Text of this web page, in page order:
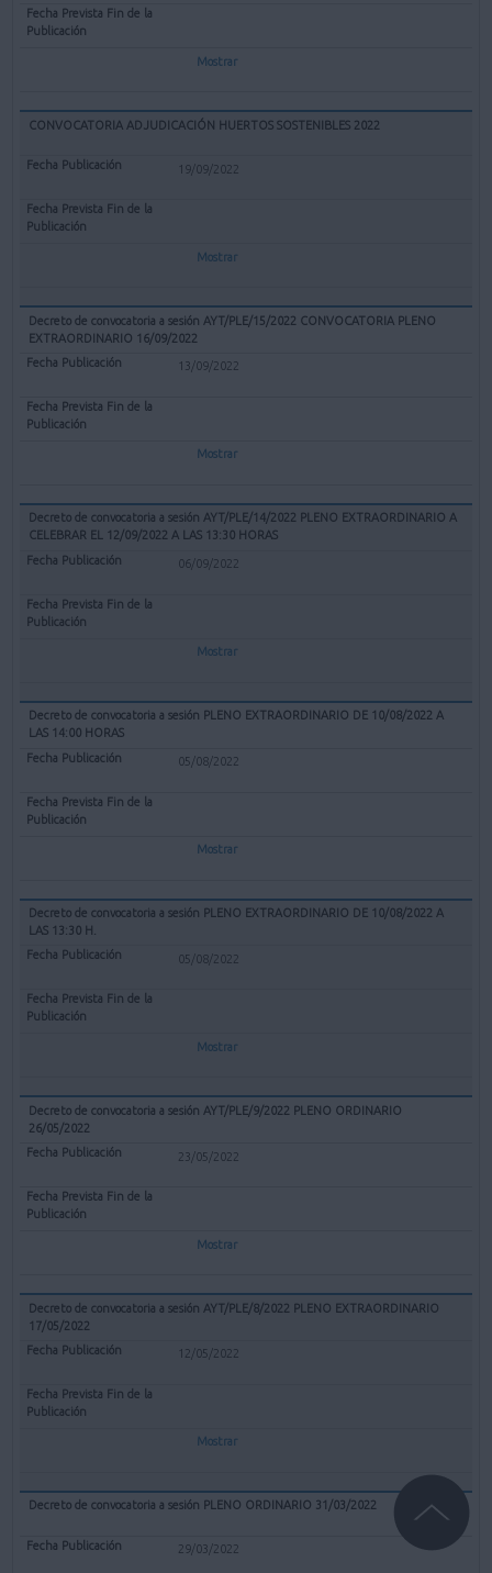
Mostrar
CONVOCATORIA ADJUDICACIÓN HUERTOS SOSTENIBLES 2022
19/09/2022
Mostrar
Decreto de convocatoria a sesión AYT/PLE/15/2022 CONVOCATORIA PLENO
EXTRAORDINARIO 16/09/2022
13/09/2022
Mostrar
Decreto de convocatoria a sesión AYT/PLE/14/2022 PLENO EXTRAORDINARIO A
CELEBRAR EL 12/09/2022 A LAS 13:30 HORAS
06/09/2022
Mostrar
Decreto de convocatoria a sesión PLENO EXTRAORDINARIO DE 10/08/2022 A
LAS 14:00 HORAS
05/08/2022
Mostrar
Decreto de convocatoria a sesión PLENO EXTRAORDINARIO DE 10/08/2022 A
LAS 13:30 H.
05/08/2022
Mostrar
Decreto de convocatoria a sesión AYT/PLE/9/2022 PLENO ORDINARIO
26/05/2022
23/05/2022
Mostrar
Decreto de convocatoria a sesión AYT/PLE/8/2022 PLENO EXTRAORDINARIO
17/05/2022
12/05/2022
Mostrar
Decreto de convocatoria a sesión PLENO ORDINARIO 31/03/2022
29/03/2022